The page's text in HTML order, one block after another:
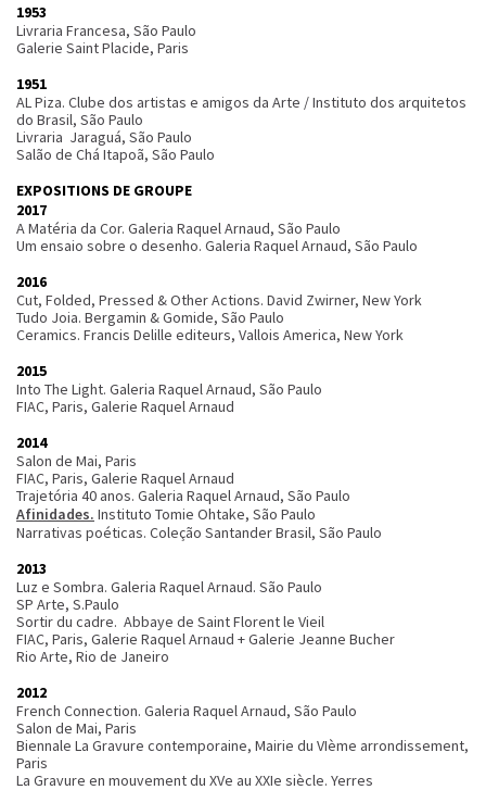
1953
Livraria Francesa, São Paulo
Galerie Saint Placide, Paris
1951
AL Piza. Clube dos artistas e amigos da Arte / Instituto dos arquitetos
do Brasil, São Paulo
Livraria Jaraguá, São Paulo
Salão de Chá Itapoã, São Paulo
EXPOSITIONS DE GROUPE
2017
A Matéria da Cor. Galeria Raquel Arnaud, São Paulo
Um ensaio sobre o desenho. Galeria Raquel Arnaud, São Paulo
2016
Cut, Folded, Pressed & Other Actions. David Zwirner, New York
Tudo Joia. Bergamin & Gomide, São Paulo
Ceramics. Francis Delille editeurs, Vallois America, New York
2015
Into The Light. Galeria Raquel Arnaud, São Paulo
FIAC, Paris, Galerie Raquel Arnaud
2014
Salon de Mai, Paris
FIAC, Paris, Galerie Raquel Arnaud
Trajetória 40 anos. Galeria Raquel Arnaud, São Paulo
Afinidades. Instituto Tomie Ohtake, São Paulo
Narrativas poéticas. Coleção Santander Brasil, São Paulo
2013
Luz e Sombra. Galeria Raquel Arnaud. São Paulo
SP Arte, S.Paulo
Sortir du cadre. Abbaye de Saint Florent le Vieil
FIAC, Paris, Galerie Raquel Arnaud + Galerie Jeanne Bucher
Rio Arte, Rio de Janeiro
2012
French Connection. Galeria Raquel Arnaud, São Paulo
Salon de Mai, Paris
Biennale La Gravure contemporaine, Mairie du VIème arrondissement,
Paris
La Gravure en mouvement du XVe au XXIe siècle. Yerres